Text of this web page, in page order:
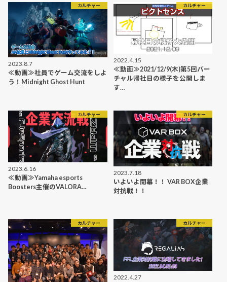
カルチャー
2023.8.7
≪動画≫社員でゲーム交流をしよ
う！Midnight Ghost Hunt
カルチャー
2022.4.15
≪動画≫2021/12/9(木)第5回バー
チャル帰社日の様子を公開しま
す…
カルチャー
2023.6.16
≪動画≫Yamaha esports
Boosters主催のVALORA…
カルチャー
2023.7.18
いよいよ開幕！！ VAR BOX企業
対抗戦！！
カルチャー カルチャー
2022.4.27